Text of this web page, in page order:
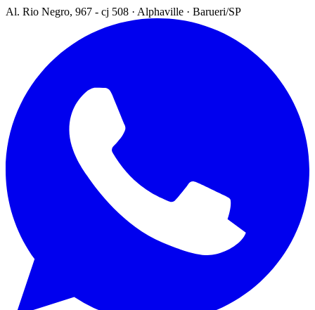
Al. Rio Negro, 967 - cj 508 · Alphaville · Barueri/SP